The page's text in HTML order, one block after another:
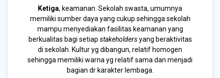
Ketiga, keamanan. Sekolah swasta, umumnya
memiliki sumber daya yang cukup sehingga sekolah
mampu menyediakan fasilitas keamanan yang
berkualitas bagi setiap stakeholdersyang beraktivitas
di sekolah. Kultur yg dibangun, relatif homogen
sehingga memiliki warna yg relatif sama dan menjadi
bagian dr karakter lembaga.